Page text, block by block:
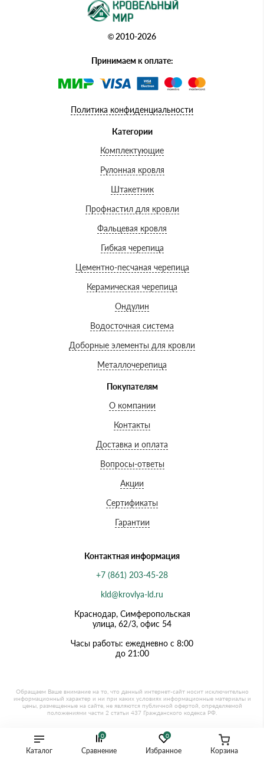
Каталог
0
Избранное
0
Сравнение Корзина
© 2010-2026
Принимаем к оплате:
Политика конфиденциальности
Категории
Комплектующие
Рулонная кровля
Штакетник
Профнастил для кровли
Фальцевая кровля
Гибкая черепица
Цементно-песчаная черепица
Керамическая черепица
Ондулин
Водосточная система
Доборные элементы для кровли
Металлочерепица
Покупателям
О компании
Контакты
Доставка и оплата
Вопросы-ответы
Акции
Сертификаты
Гарантии
Контактная информация
+7 (861) 203-45-28
kld@krovlya-ld.ru
Краснодар, Симферопольская
улица, 62/3, офис 54
Часы работы: ежедневно с 8:00
до 21:00